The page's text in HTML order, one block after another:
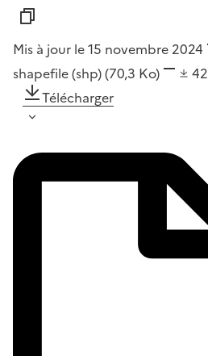
Mis à jour le 15 novembre 2024
shapefile (shp)(70,3 Ko) 42
Télécharger